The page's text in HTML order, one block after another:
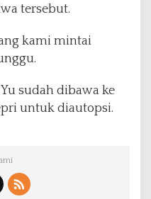
tersebut.
kami mintai
sudah dibawa ke
untuk diautopsi.